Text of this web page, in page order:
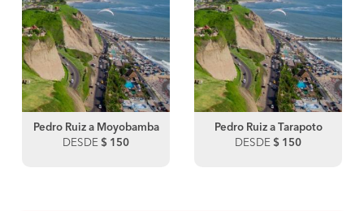
Pedro Ruiz a Moyobamba
DESDE $ 150
Pedro Ruiz a Tarapoto
DESDE $ 150